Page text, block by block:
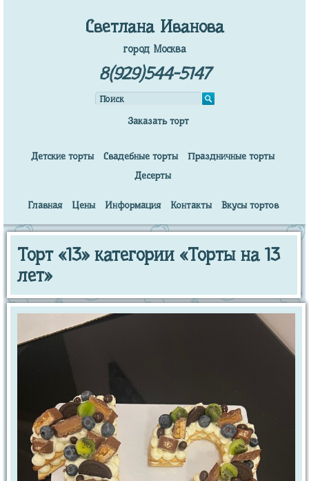
Светлана Иванова
город Москва
8(929)544-5147
Заказать торт
Детские торты Свадебные торты
Праздничные торты
Десерты
Главная Цены Информация Контакты Вкусы тортов
Торт «13» категории «Торты на 13
лет»